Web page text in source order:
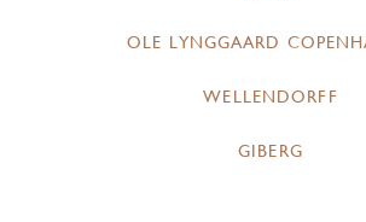
OLE LYNGGAARD
WELLENDORFF
GIBERG